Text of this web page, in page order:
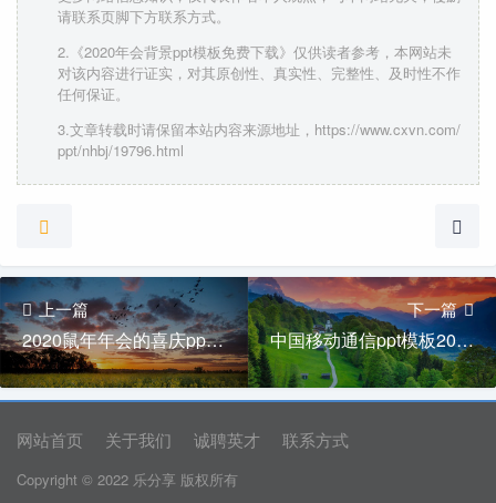
请联系页脚下方联系方式。
2.《2020年会背景ppt模板免费下载》仅供读者参考，本网站未
对该内容进行证实，对其原创性、真实性、完整性、及时性不作
任何保证。
3.文章转载时请保留本站内容来源地址，https://www.cxvn.com/
ppt/nhbj/19796.html
上一篇
2020鼠年年会的喜庆ppt模板下载
下一篇
中国移动通信ppt模板2020鼠年会新年
网站首页 关于我们 诚聘英才 联系方式
Copyright © 2022 乐分享 版权所有